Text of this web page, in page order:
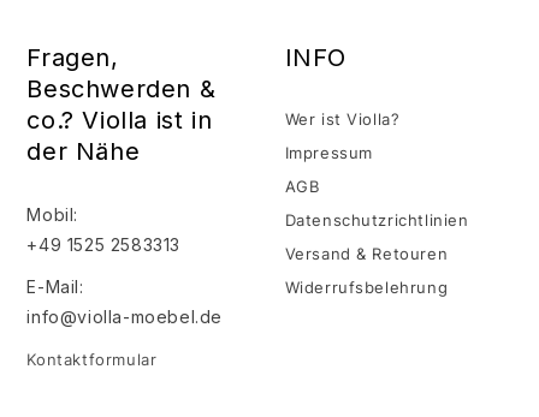
Fragen,
Beschwerden &
co.? Violla ist in
der Nähe
Mobil:
+49 1525 2583313
E-Mail:
info@violla-moebel.de
Kontaktformular
INFO
Wer ist Violla?
Impressum
AGB
Datenschutzrichtlinien
Versand & Retouren
Widerrufsbelehrung